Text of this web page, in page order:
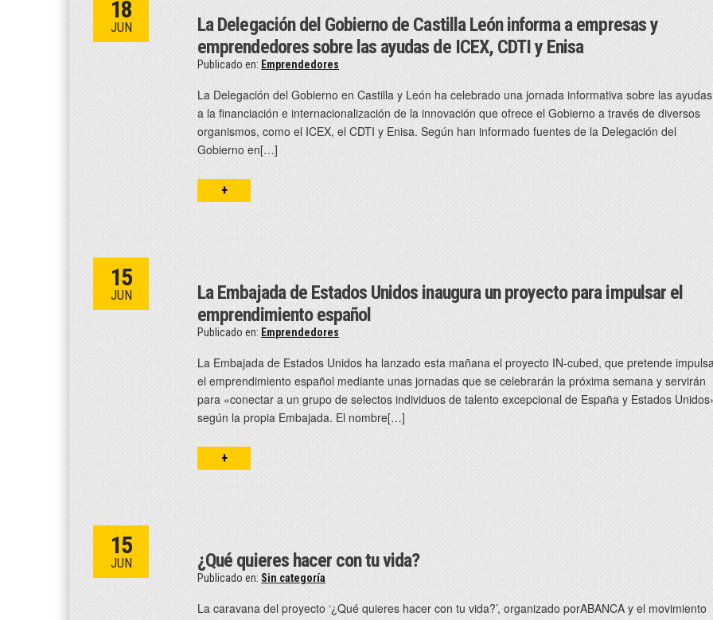
18
JUN
La Delegación del Gobierno de Castilla León informa a empresas y
emprendedores sobre las ayudas de ICEX, CDTI y Enisa
Publicado en: Emprendedores
La Delegación del Gobierno en Castilla y León ha celebrado una jornada informativa sobre las ayudas
a la financiación e internacionalización de la innovación que ofrece el Gobierno a través de diversos
organismos, como el ICEX, el CDTI y Enisa. Según han informado fuentes de la Delegación del
Gobierno en[…]
+
15
JUN
La Embajada de Estados Unidos inaugura un proyecto para impulsar el
emprendimiento español
Publicado en: Emprendedores
La Embajada de Estados Unidos ha lanzado esta mañana el proyecto IN-cubed, que pretende
el emprendimiento español mediante unas jornadas que se celebrarán la próxima semana y servirán
para «conectar a un grupo de selectos individuos de talento excepcional de España y Estados
según la propia Embajada. El nombre[…]
+
15
JUN ¿Qué quieres hacer con tu vida?
Publicado en: Sin categoría
La caravana del proyecto ‘¿Qué quieres hacer con tu vida?’, organizado porABANCA y el movimiento